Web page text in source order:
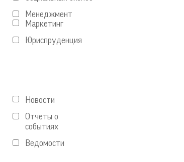
Менеджмент
Маркетинг
Юриспруденция
Новости
Отчеты о
событиях
Ведомости